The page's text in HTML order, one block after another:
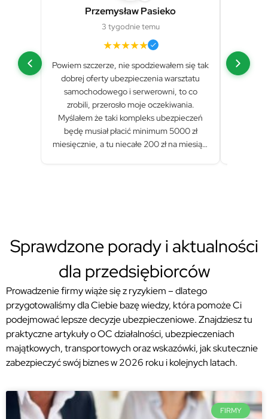
Przemysław Pasieko
3 tygodnie temu
★★★★★
Powiem szczerze, nie spodziewałem się tak
dobrej oferty ubezpieczenia warsztatu
samochodowego i serwerowni, to co
zrobili, przerosło moje oczekiwania.
Myślałem że taki kompleks ubezpieczeń
będę musiał płacić minimum 5000 zł
miesięcznie, a tu niecałe 200 zł na miesiąc!
Bardzo
Sprawdzone porady i aktualności
dla przedsiębiorców
Prowadzenie firmy wiąże się z ryzykiem – dlatego
przygotowaliśmy dla Ciebie bazę wiedzy, która pomoże Ci
podejmować lepsze decyzje ubezpieczeniowe. Znajdziesz tu
praktyczne artykuły o OC działalności, ubezpieczeniach
majątkowych, transportowych oraz wskazówki, jak skutecznie
zabezpieczyć swój biznes w 2026 roku i kolejnych latach.
FIRMY